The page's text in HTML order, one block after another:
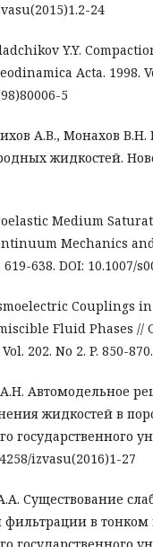
24
Y.Y.
Acta. 1998.
5
А.В., Монахов В.Н.
жидкостей.
Medium
Mechanics
619-638. DOI: 10.1007/
Couplings
Fluid Phases //
202. No 2. P. 850-
Автомодельное
жидкостей в
государственного
izvasu(2016)1-27
Существование
в тонком